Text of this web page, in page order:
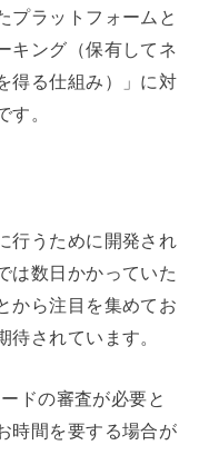
プラットフォームと
キング（保有してネ
得る仕組み）」に対
す。
行うために開発され
は数日かかっていた
から注目を集めてお
待されています。
ドの審査が必要と
時間を要する場合が